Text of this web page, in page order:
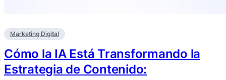
Marketing Digital
Cómo la IA Está Transformando la
Estrategia de Contenido: